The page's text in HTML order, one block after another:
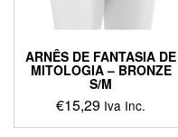
ARNÊS DE FANTASIA DE
MITOLOGIA – BRONZE
S/M
€15,29 Iva Inc.